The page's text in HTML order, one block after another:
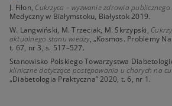
J. Fiłon, Cukrzyca – wyzwanie zdrowia publicznego
Medyczny w Białymstoku, Białystok 2019.
W. Langwiński, M. Trzeciak, M. Skrzypski,
aktualnego stanu wiedzy, „Kosmos. Problemy
t. 67, nr 3, s. 517–527.
Stanowisko Polskiego Towarzystwa
kliniczne dotyczące postępowania u chorych na
„Diabetologia Praktyczna” 2020, t. 6, nr 1.